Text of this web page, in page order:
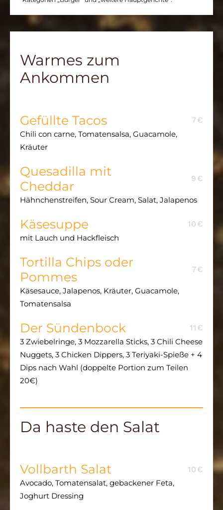
Warmes zum
Ankommen
Gefüllte Tacos
7€
Chili con carne, Tomatensalsa, Guacamole,
Kräuter
Quesadilla mit
Cheddar
9€
Hähnchenstreifen, Sour Cream, Salat, Jalapenos
Käsesuppe
10€
mit Lauch und Hackfleisch
Tortilla Chips oder
Pommes
7€
Käsesauce, Jalapenos, Kräuter, Guacamole,
Tomatensalsa
Der Sündenbock
11€
3 Zwiebelringe, 3 Mozzarella Sticks, 3 Chili Cheese
Nuggets, 3 Chicken Dippers, 3 Teriyaki-Spieße + 4
Dips nach Wahl (doppelte Portion zum Teilen
20€)
Da haste den Salat
Vollbarth Salat
10€
Avocado, Tomatensalat, gebackener Feta,
Joghurt Dressing